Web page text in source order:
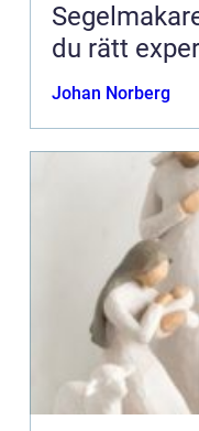
Segelmakare i
du rätt
Johan Norberg